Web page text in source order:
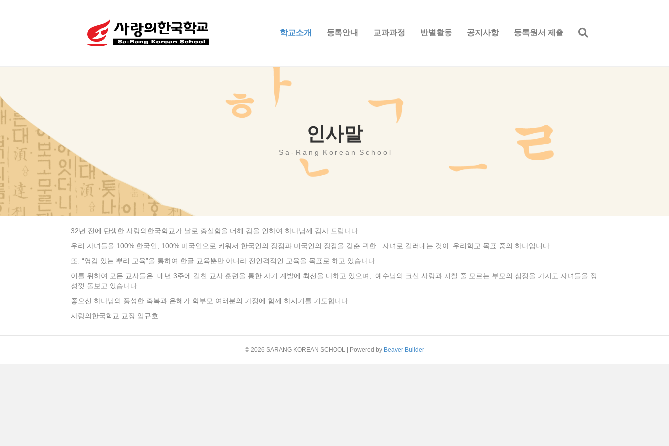
학교소개 등록안내 교과과정 반별활동 공지사항 등록원서 제출
인사말
S a - R a n g K o r e a n S c h o o l
32년 전에 탄생한 사랑의한국학교가 날로 충실함을 더해 감을 인하여 하나님께 감사 드립니다.
우리 자녀들을 100% 한국인, 100% 미국인으로 키워서 한국인의 장점과 미국인의 장점을 갖춘 귀한 자녀로 길러내는 것이 우리학교 목표 중의 하나입니다.
또, “영감 있는 뿌리 교육”을 통하여 한글 교육뿐만 아니라 전인격적인 교육을 목표로 하고 있습니다.
이를 위하여 모든 교사들은 매년 3주에 걸친 교사 훈련을 통한 자기 계발에 최선을 다하고 있으며, 예수님의 크신 사랑과 지칠 줄 모르는 부모의 심정을 가지고 자녀들을 정
성껏 돌보고 있습니다.
좋으신 하나님의 풍성한 축복과 은혜가 학부모 여러분의 가정에 함께 하시기를 기도합니다.
사랑의한국학교 교장 임규호
© 2026 SARANG KOREAN SCHOOL Powered by Beaver Builder